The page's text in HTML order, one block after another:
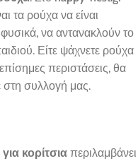
τα ρούχα να είναι
να αντανακλούν το
Είτε ψάχνετε ρούχα
περιστάσεις, θα
στη συλλογή μας.
κορίτσια περιλαμβάνει